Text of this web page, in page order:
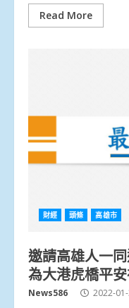
Read More
財經 頭條 高雄市
邀請高雄人一
為大港虎橋平
News586 2022-